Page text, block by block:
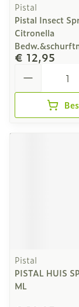
Pistal
Pistal Insect
Citronella
€ 12,95
Pistal
PISTAL HUIS
ML